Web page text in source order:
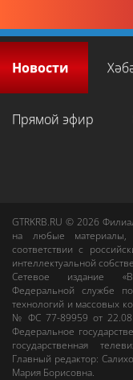
Новости
Прямой эфир
GTRKRB.RU © 2026
на любые
соответствии с
интеллектуальной
Сетевое издание
Федеральной службе
технологий и массовых
№ ФС 77-89959 от
Федеральное
государственная
Главный редактор:
Мария Борисовна.